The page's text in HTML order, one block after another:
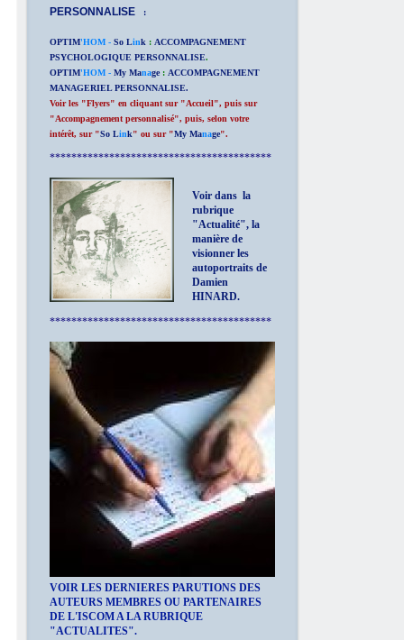
PERSONNALISE
:
OPTIM'HOM - So Link : ACCOMPAGNEMENT
PSYCHOLOGIQUE PERSONNALISE.
OPTIM'HOM - My Manage : ACCOMPAGNEMENT
MANAGERIEL PERSONNALISE.
Voir les "Flyers" en cliquant sur "Accueil", puis sur
"Accompagnement personnalisé", puis, selon votre
intérêt, sur "So Link" ou sur "My Manage".
*****************************************
Voir dans la
rubrique
"Actualité", la
manière de
visionner les
autoportraits de
Damien
HINARD.
*****************************************
VOIR LES DERNIERES PARUTIONS DES
AUTEURS MEMBRES OU PARTENAIRES
DE L'ISCOM A LA RUBRIQUE
"ACTUALITES".